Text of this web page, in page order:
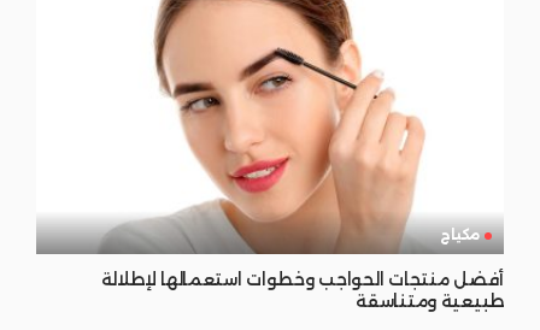
مكياج
أفضل منتجات الحواجب وخطوات استعمالها لإطلالة
طبيعية ومتناسقة